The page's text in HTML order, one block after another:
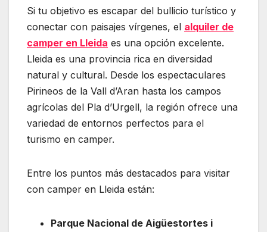
Si tu objetivo es escapar del bullicio turístico y
conectar con paisajes vírgenes, el alquiler de
camper en Lleida es una opción excelente.
Lleida es una provincia rica en diversidad
natural y cultural. Desde los espectaculares
Pirineos de la Vall d’Aran hasta los campos
agrícolas del Pla d’Urgell, la región ofrece una
variedad de entornos perfectos para el
turismo en camper.
Entre los puntos más destacados para visitar
con camper en Lleida están:
Parque Nacional de Aigüestortes i